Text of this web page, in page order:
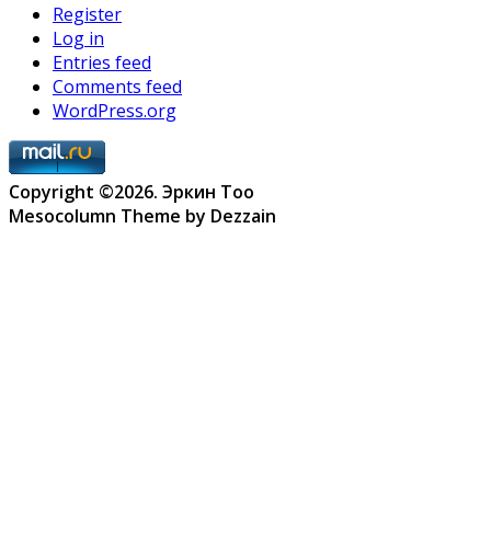
Register
Log in
Entries feed
Comments feed
WordPress.org
Copyright ©2026. Эркин Тоо
Mesocolumn Theme by Dezzain